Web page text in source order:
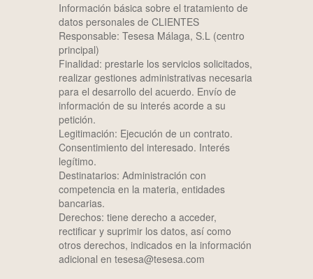
Información básica sobre el tratamiento de
datos personales de CLIENTES
Responsable: Tesesa Málaga, S.L (centro
principal)
Finalidad: prestarle los servicios solicitados,
realizar gestiones administrativas necesaria
para el desarrollo del acuerdo. Envío de
información de su interés acorde a su
petición.
Legitimación: Ejecución de un contrato.
Consentimiento del interesado. Interés
legítimo.
Destinatarios: Administración con
competencia en la materia, entidades
bancarias.
Derechos: tiene derecho a acceder,
rectificar y suprimir los datos, así como
otros derechos, indicados en la información
adicional en tesesa@tesesa.com